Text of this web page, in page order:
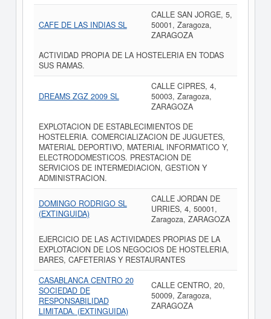
CAFE DE LAS INDIAS SL
CALLE SAN JORGE, 5,
50001, Zaragoza,
ZARAGOZA
ACTIVIDAD PROPIA DE LA HOSTELERIA EN TODAS
SUS RAMAS.
DREAMS ZGZ 2009 SL
CALLE CIPRES, 4,
50003, Zaragoza,
ZARAGOZA
EXPLOTACION DE ESTABLECIMIENTOS DE
HOSTELERIA. COMERCIALIZACION DE JUGUETES,
MATERIAL DEPORTIVO, MATERIAL INFORMATICO Y,
ELECTRODOMESTICOS. PRESTACION DE
SERVICIOS DE INTERMEDIACION, GESTION Y
ADMINISTRACION.
DOMINGO RODRIGO SL
(EXTINGUIDA)
CALLE JORDAN DE
URRIES, 4, 50001,
Zaragoza, ZARAGOZA
EJERCICIO DE LAS ACTIVIDADES PROPIAS DE LA
EXPLOTACION DE LOS NEGOCIOS DE HOSTELERIA,
BARES, CAFETERIAS Y RESTAURANTES
CASABLANCA CENTRO 20
SOCIEDAD DE
RESPONSABILIDAD
LIMITADA. (EXTINGUIDA)
CALLE CENTRO, 20,
50009, Zaragoza,
ZARAGOZA